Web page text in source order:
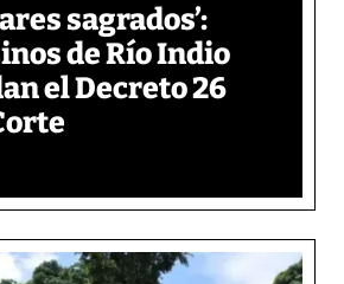
sagrados’:
de Río Indio
el Decreto 26